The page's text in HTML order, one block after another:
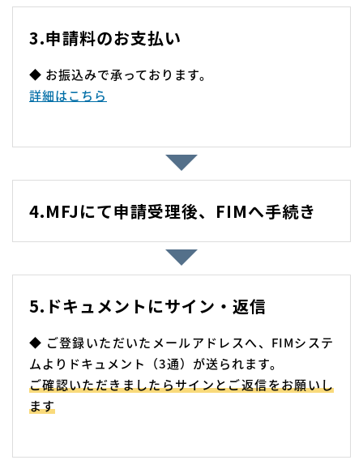
3.申請料のお支払い
◆ お振込みで承っております。
詳細はこちら
4.MFJにて申請受理後、FIMへ手続き
5.ドキュメントにサイン・返信
◆ ご登録いただいたメールアドレスへ、FIMシステ
ムよりドキュメント（3通）が送られます。
ご確認いただきましたらサインとご返信をお願いし
ます